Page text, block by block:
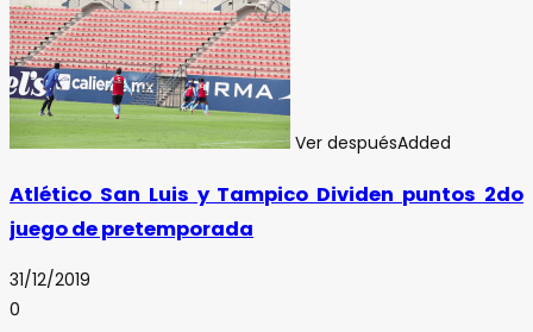
Ver despuésAdded
Atlético San Luis y Tampico Dividen puntos 2do
juego de pretemporada
31/12/2019
0